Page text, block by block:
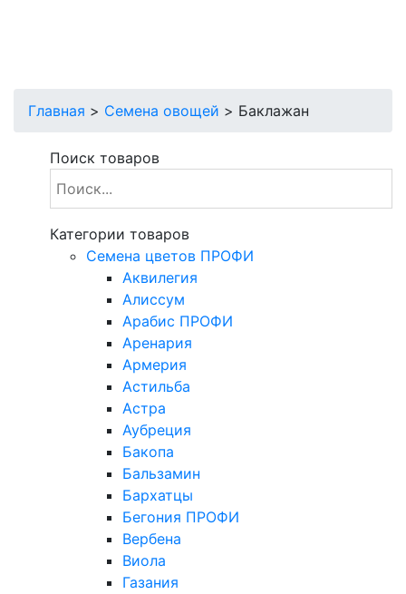
Главная > Семена овощей > Баклажан
Поиск товаров
Категории товаров
Cемена цветов ПРОФИ
Аквилегия
Алиссум
Арабис ПРОФИ
Аренария
Армерия
Астильба
Астра
Аубреция
Бакопа
Бальзамин
Бархатцы
Бегония ПРОФИ
Вербена
Виола
Газания